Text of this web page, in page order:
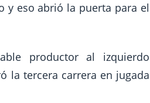
eso abrió la puerta para el
productor al izquierdo
la tercera carrera en jugada